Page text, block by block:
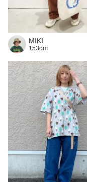
MIKI
153cm